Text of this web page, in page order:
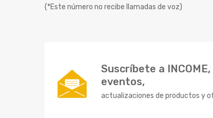
(*Este número no recibe llamadas de voz)
Suscríbete a
eventos,
actualizaciones de productos y